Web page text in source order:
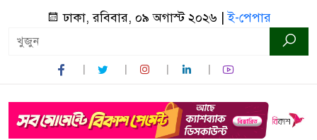
ঢাকা, রবিবার, ০৯ অগাস্ট ২০২৬ |ই-পেপার